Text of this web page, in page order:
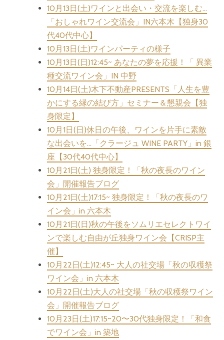
10月13日(土)ワインと出会い・交流を楽しむ…
「おしゃれワイン交流会」IN六本木【独身30
代40代中心】
10月13日(土)ワインパーティの様子
10月13日(日)12:45~ あなたの夢を応援！「 異業
種交流ワイン会」IN 中野
10月14日(土)木下不動産PRESENTS「人生を豊
かにする縁の結び方」セミナー＆懇親会【独
身限定】
10月1日(日)休日の午後、ワインを片手に素敵
な出会いを…「クラージュ WINE PARTY」in 銀
座【30代40代中心】
10月21日(土) 独身限定！「秋の夜長のワイン
会」開催報告ブログ
10月21日(土)17:15~ 独身限定！「秋の夜長のワ
イン会」in 六本木
10月21日(日)秋の午後をソムリエセレクトワイ
ンで楽しむ自由が丘独身ワイン会【CRISP主
催】
10月22日(土)12:45~ 大人の社交場「秋の収穫祭
ワイン会」in 六本木
10月22日(土)大人の社交場「秋の収穫祭ワイン
会」開催報告ブログ
10月23日(土)17:15~20〜30代独身限定！「和食
でワイン会」in 築地